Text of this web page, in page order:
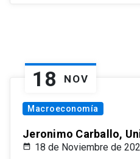
18 NOV
Macroeconomía
Jeronimo Carballo,
18 de Noviembre de